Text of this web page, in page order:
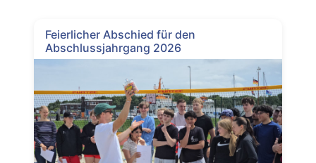
Feierlicher Abschied für den
Abschlussjahrgang 2026